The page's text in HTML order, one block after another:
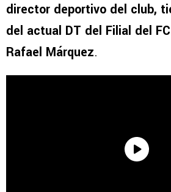
director deportivo del club,
del actual DT del Filial del
Rafael Márquez.